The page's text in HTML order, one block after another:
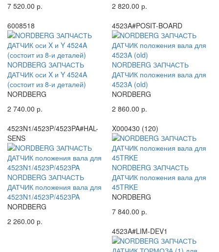
7 520.00 р.
2 820.00 р.
6008518
NORDBERG ЗАПЧАСТЬ
ДАТЧИК оси X и Y 4524A
(состоит из 8-и деталей)
NORDBERG
2 740.00 р.
4523A#POSIT-BOARD
NORDBERG ЗАПЧАСТЬ
ДАТЧИК положения вала для
4523A (old)
NORDBERG
2 860.00 р.
4523N1/4523P/4523PA#HAL-
SENS
NORDBERG ЗАПЧАСТЬ
ДАТЧИК положения вала для
4523N1/4523P/4523PA
NORDBERG
2 260.00 р.
X000430 (120)
NORDBERG ЗАПЧАСТЬ
ДАТЧИК положения вала для
45TRKE
NORDBERG
7 840.00 р.
4523A#LIM-DEV1